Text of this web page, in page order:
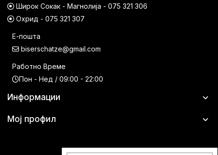
Широк Сокак - Магнолија - 075 321 306
Охрид - 075 321 307
Е-пошта
biserschatze@gmail.com
Работно Време
Пон - Нед / 09:00 - 22:00
Информации
Мој профил